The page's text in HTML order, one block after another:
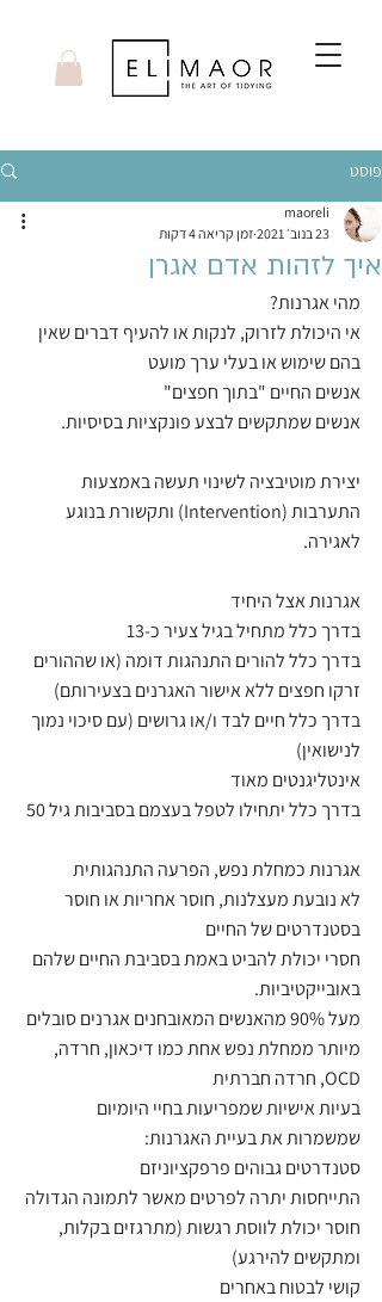
פוסט
איך לזהות אדם אגרן
maoreli
23 בנוב׳ 2021
זמן קריאה 4 דקות
מהי אגרנות?
אי היכולת לזרוק, לנקות או להעיף דברים שאין
בהם שימוש או בעלי ערך מועט
אנשים החיים "בתוך חפצים"
אנשים שמתקשים לבצע פונקציות בסיסיות.
יצירת מוטיבציה לשינוי תעשה באמצעות
התערבות (Intervention) ותקשורת בנוגע
לאגירה.
אגרנות אצל היחיד
בדרך כלל מתחיל בגיל צעיר כ-13
בדרך כלל להורים התנהגות דומה (או שההורים
זרקו חפצים ללא אישור האגרנים בצעירותם)
בדרך כלל חיים לבד ו/או גרושים (עם סיכוי נמוך
לנישואין)
אינטליגנטים מאוד
בדרך כלל יתחילו לטפל בעצמם בסביבות גיל 50
אגרנות כמחלת נפש, הפרעה התנהגותית
לא נובעת מעצלנות, חוסר אחריות או חוסר
בסטנדרטים של החיים
חסרי יכולת להביט באמת בסביבת החיים שלהם
באובייקטיביות.
מעל 90% מהאנשים המאובחנים אגרנים סובלים
מיותר ממחלת נפש אחת כמו דיכאון, חרדה,
OCD, חרדה חברתית
בעיות אישיות שמפריעות בחיי היומיום
שמשמרות את בעיית האגרנות:
סטנדרטים גבוהים פרפקציוניזם
התייחסות יתרה לפרטים מאשר לתמונה הגדולה
חוסר יכולת לווסת רגשות (מתרגזים בקלות,
ומתקשים להירגע)
קושי לבטוח באחרים